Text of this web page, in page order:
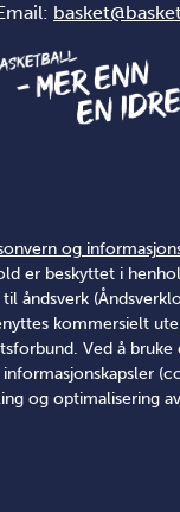
og
er beskyttet i
åndsverk
kommersielt
Ved å
og optimalisering